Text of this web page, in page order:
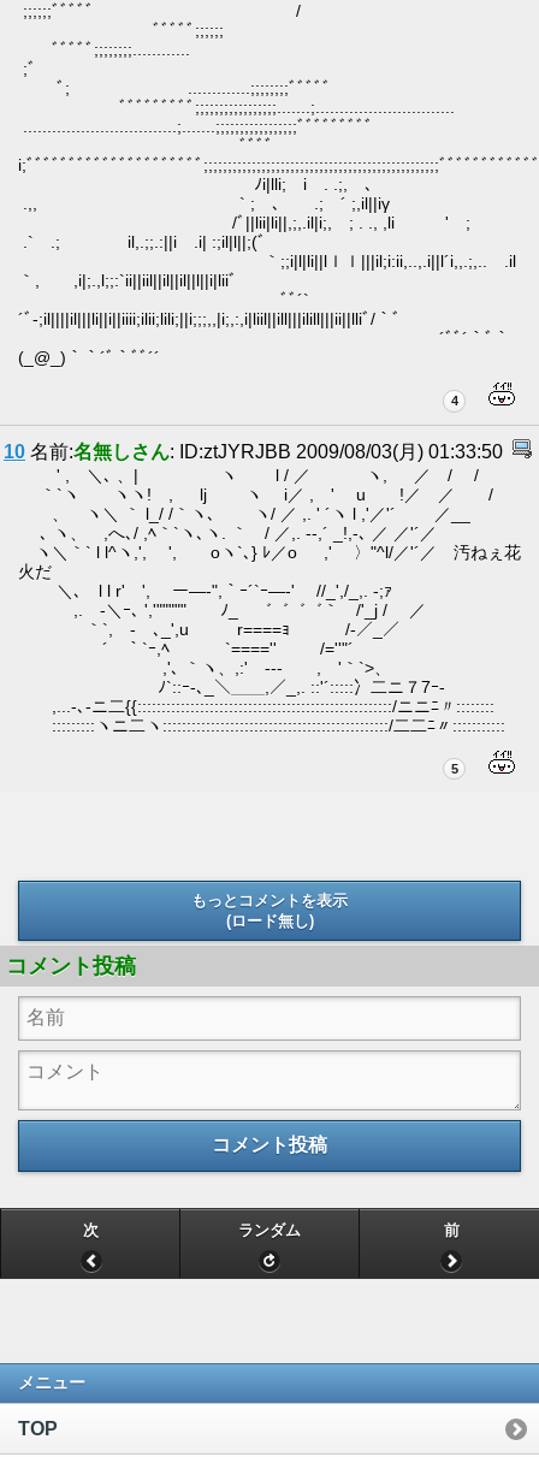
;;;;;;ﾞﾞﾞ
ﾞﾞﾞﾞﾞ;;;;;;
ﾞﾞﾞﾞﾞ;;;;;;;;............
;ﾞ
ﾞ; .............;;;;;;;;ﾞﾞﾞﾞﾞ
ﾞﾞﾞﾞﾞﾞﾞﾞﾞ
................................;.......;;;;;;;;;;;;;;;;;ﾞﾞﾞﾞﾞﾞﾞﾞﾞ
ﾞﾞﾞﾞ
i;ﾞﾞﾞﾞﾞﾞﾞﾞﾞﾞﾞﾞﾞﾞﾞﾞﾞﾞﾞﾞﾞ;;;;;;;;;;;;;;;;;;;;;;;;;;;;;;;;;;;;;;;;;;;;;;;;;ﾞﾞﾞﾞﾞﾞﾞﾞﾞﾞﾞ
ﾉi|lli; i . .;, ､
.,, ` ; ､ .; ´ ;,il||iγ
/ﾞ||lii|li||,;,.il|i;, ; . ., ,li ' ;
.` .; il,.;;.:||i .i| :;il|l||;(ﾞ
｀;;i|l|li||lｌｌ|||il;i:ii,..,.i||l´i,,.;,.. .il
｀, ,i|;.,l;;:`ii||iil||il||il||l||i|liiﾞゝ
ﾞﾞ´`
´ﾞ-;il||||il|||li||i||iiii;ilii;lili;||i;;;,,|i;,:,i|liil||ill|||ilill|||ii||lliﾞ/｀ﾞ
´ﾞﾞ´｀ﾞ｀
(_@_)｀｀´ﾞ｀ﾞﾞ´´
4
10 名前:名無しさん: ID:ztJYRJBB 2009/08/03(月) 01:33:50
' , ＼､ 、| ヽ l / ／ ヽ, ／ / /
｀`ヽ ヽヽ! , lj ヽ i／ , ' u !／ ／ /
、 ヽ＼ ｀ l_/ /｀ヽ､ ヽ/ ／ ,. ' ´ヽ l ,'／'´ ／__
､ ヽ、 ,へ､/ ,ﾍ｀`ヽ､ヽ. ｀ / ／,. -‐,´ _!,-､ ／ ／'´／
ヽ＼｀` l l^ヽ,', ', oヽ`､} ﾚ／o ,' 〉"^l/／'´／ 汚ねぇ花
火だ
＼､ l l r' ', ー―‐",｀ｰ´`ｰ―‐' //_',/_,. -;ｧ
,.ゝ-＼ｰ､ ','""""" ﾉ_ ゛゛゛゛｀ /'_j / ／
｀`,ゝ-ゝ､_',u r====ｮ /-／_／
´￣｀`ｰ,ﾍ `===='' /=''"´
,'､ ｀ヽ、,:' -‐- , '｀`>、
ﾉ`::ｰ-､_＼＿＿,／_,. ::'´:::::冫二ニ７7ｰ-
,...-､‐ニ二{{:::::::::::::::::::::::::::::::::::::::::::::::::::::/ニニﾆ〃::::::::
:::::::::ヽニ二ヽ:::::::::::::::::::::::::::::::::::::::::::::::/二二ﾆ〃:::::::::::
5
もっとコメントを表示
(ロード無し)
コメント投稿
コメント投稿
次 ランダム 前
メニュー
TOP